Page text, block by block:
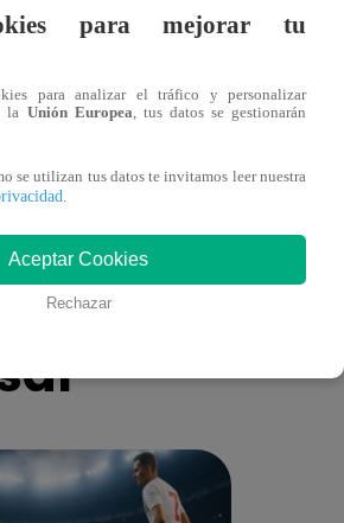
triple choque en
te puede
para mejorar tu
para analizar el tráfico y personalizar
la Unión Europea , tus datos se gestionarán
se utilizan tus datos te invitamos leer nuestra
Aceptar Cookies
Rechazar